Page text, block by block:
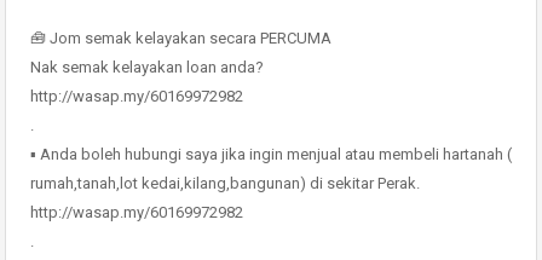
🧰 Jom semak kelayakan secara PERCUMA
Nak semak kelayakan loan anda?
http://wasap.my/60169972982
.
▪ Anda boleh hubungi saya jika ingin menjual atau membeli hartanah (
rumah,tanah,lot kedai,kilang,bangunan) di sekitar Perak.
http://wasap.my/60169972982
.